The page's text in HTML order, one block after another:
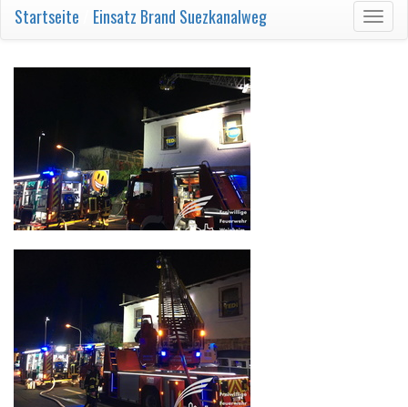
Startseite Einsatz Brand Suezkanalweg